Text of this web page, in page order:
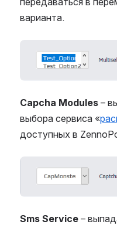
варианта.
Capcha Modules –
выбора сервиса «
доступных в
Sms Service –